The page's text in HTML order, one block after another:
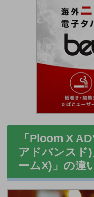
「Ploom X
アドバンスド
ームX)」の違